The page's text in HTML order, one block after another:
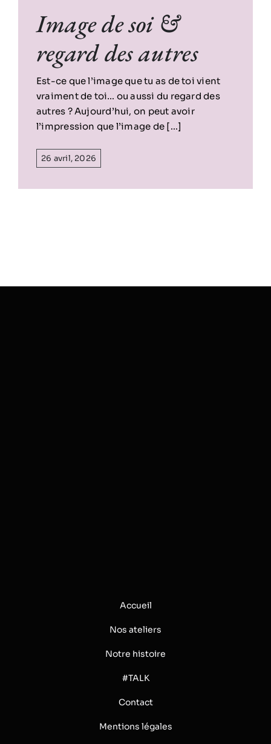
Image de soi &
regard des autres
Est-ce que l’image que tu as de toi vient
vraiment de toi… ou aussi du regard des
autres ? Aujourd’hui, on peut avoir
l’impression que l’image de [...]
26 avril, 2026
Accueil
Nos ateliers
Notre histoire
#TALK
Contact
Mentions légales